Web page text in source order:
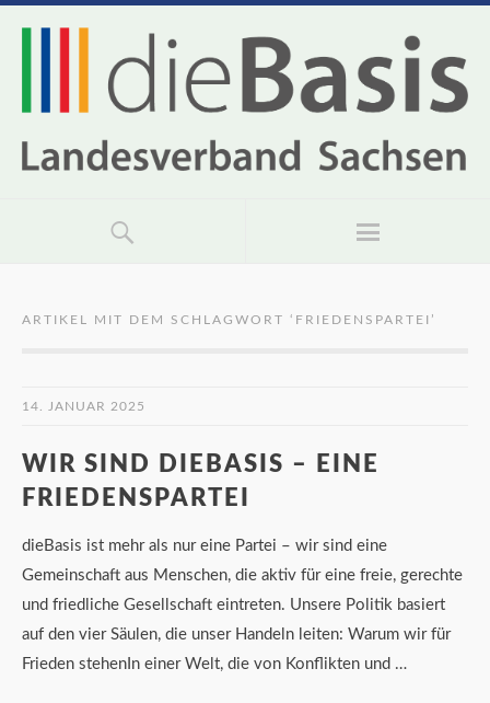
ARTIKEL MIT DEM SCHLAGWORT ‘ FRIEDENSPARTEI ’
14. JANUAR 2025
WIR SIND DIEBASIS – EINE
FRIEDENSPARTEI
dieBasis ist mehr als nur eine Partei – wir sind eine
Gemeinschaft aus Menschen, die aktiv für eine freie, gerechte
und friedliche Gesellschaft eintreten. Unsere Politik basiert
auf den vier Säulen, die unser Handeln leiten: Warum wir für
Frieden stehenIn einer Welt, die von Konflikten und …